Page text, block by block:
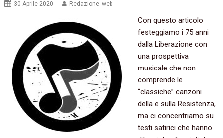
30 Aprile 2020 Redazione_web
Con questo articolo
festeggiamo i 75 anni
dalla Liberazione con
una prospettiva
musicale che non
comprende le
“classiche” canzoni
della e sulla Resistenza,
ma ci concentriamo su
testi satirici che hanno